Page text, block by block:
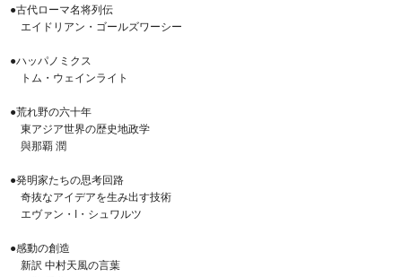
●古代ローマ名将列伝
エイドリアン・ゴールズワーシー
●ハッパノミクス
トム・ウェインライト
●荒れ野の六十年
東アジア世界の歴史地政学
與那覇 潤
●発明家たちの思考回路
奇抜なアイデアを生み出す技術
エヴァン・I・シュワルツ
●感動の創造
新訳 中村天風の言葉